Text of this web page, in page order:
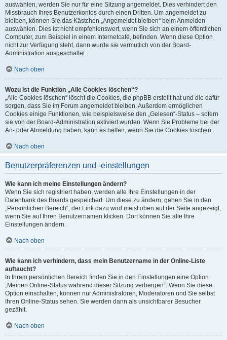
auswählen, werden Sie nur für eine Sitzung angemeldet. Dies verhindert den
Missbrauch Ihres Benutzerkontos durch einen Dritten. Um angemeldet zu
bleiben, können Sie das Kästchen „Angemeldet bleiben“ beim Anmelden
auswählen. Dies ist nicht empfehlenswert, wenn Sie sich an einem öffentlichen
Computer, zum Beispiel in einem Internetcafé, befinden. Wenn diese Option
nicht zur Verfügung steht, dann wurde sie vermutlich von der Board-
Administration ausgeschaltet.
Nach oben
Wozu ist die Funktion „Alle Cookies löschen“?
„Alle Cookies löschen“ löscht die Cookies, die phpBB erstellt hat und die dafür
sorgen, dass Sie im Forum angemeldet bleiben. Außerdem ermöglichen
Cookies einige Funktionen, wie beispielsweise den „Gelesen“-Status – sofern
sie von der Board-Administration aktiviert wurden. Wenn Sie Probleme bei der
An- oder Abmeldung haben, kann es helfen, wenn Sie die Cookies löschen.
Nach oben
Benutzerpräferenzen und -einstellungen
Wie kann ich meine Einstellungen ändern?
Wenn Sie sich registriert haben, werden alle Ihre Einstellungen in der
Datenbank des Boards gespeichert. Um diese zu ändern, gehen Sie in den
„Persönlichen Bereich“; der Link dazu wird meist oben auf der Seite angezeigt,
wenn Sie auf Ihren Benutzernamen klicken. Dort können Sie alle Ihre
Einstellungen ändern.
Nach oben
Wie kann ich verhindern, dass mein Benutzername in der Online-Liste
auftaucht?
In Ihrem persönlichen Bereich finden Sie in den Einstellungen eine Option
„Meinen Online-Status während dieser Sitzung verbergen“. Wenn Sie diese
Option einschalten, können nur Administratoren, Moderatoren und Sie selbst
Ihren Online-Status sehen. Sie werden dann als unsichtbarer Besucher
gezählt.
Nach oben